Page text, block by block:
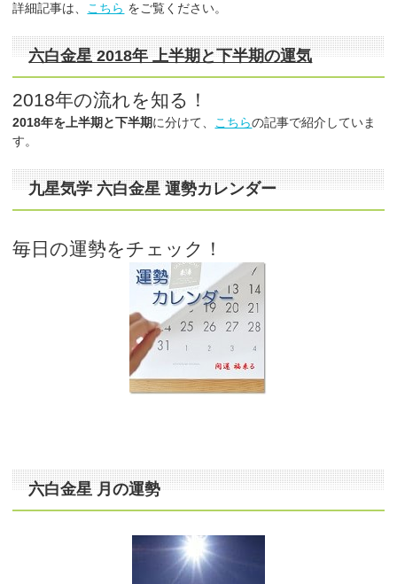
詳細記事は、 こちら をご覧ください。
六白金星 2018年 上半期と下半期の運気
2018年の流れを知る！
2018年を上半期と下半期に分けて、 こちらの記事で紹介していま
す。
九星気学 六白金星 運勢カレンダー
毎日の運勢をチェック！
六白金星 月の運勢